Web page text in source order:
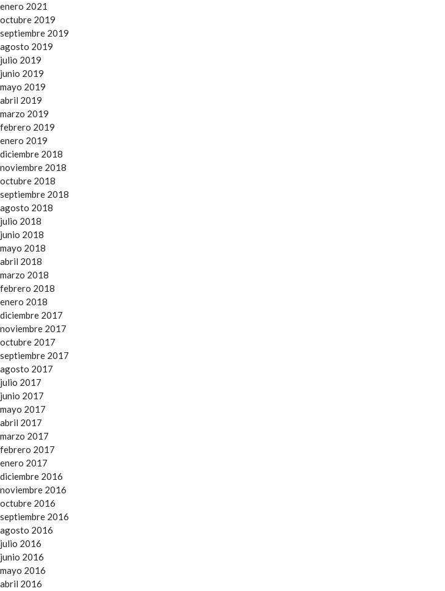
enero 2021
octubre 2019
septiembre 2019
agosto 2019
julio 2019
junio 2019
mayo 2019
abril 2019
marzo 2019
febrero 2019
enero 2019
diciembre 2018
noviembre 2018
octubre 2018
septiembre 2018
agosto 2018
julio 2018
junio 2018
mayo 2018
abril 2018
marzo 2018
febrero 2018
enero 2018
diciembre 2017
noviembre 2017
octubre 2017
septiembre 2017
agosto 2017
julio 2017
junio 2017
mayo 2017
abril 2017
marzo 2017
febrero 2017
enero 2017
diciembre 2016
noviembre 2016
octubre 2016
septiembre 2016
agosto 2016
julio 2016
junio 2016
mayo 2016
abril 2016